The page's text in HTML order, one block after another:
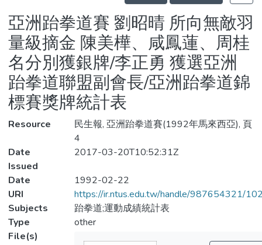
Statistics
亞洲跆拳道賽 劉昭晴 所向無敵羽
量級摘金 陳美樺、咸鳳蓮、周桂
名分別獲銀牌/李正勇 獲選亞洲
跆拳道聯盟副會長/亞洲跆拳道錦
標賽獎牌統計表
Resource
民生報, 亞洲跆拳道賽(1992年馬來西亞), 頁
4
Date
Issued
2017-03-20T10:52:31Z
Date
1992-02-22
URI
https://ir.ntus.edu.tw/handle/987654321/
Subjects
跆拳道;運動成績統計表
Type
other
File(s)